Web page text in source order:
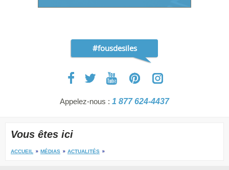
#fousdesiles
Appelez-nous : 1 877 624-4437
Vous êtes ici
ACCUEIL MÉDIAS ACTUALITÉS